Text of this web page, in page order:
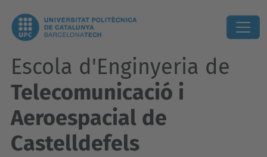
Escola d'Enginyeria de
Telecomunicació i
Aeroespacial de
Castelldefels